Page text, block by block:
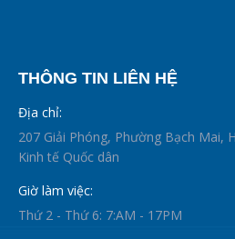
THÔNG TIN LIÊN HỆ
Địa chỉ:
207 Giải Phóng, Phường Bạch Mai,
Kinh tế Quốc dân
Giờ làm việc:
Thứ 2 - Thứ 6: 7:AM - 17PM